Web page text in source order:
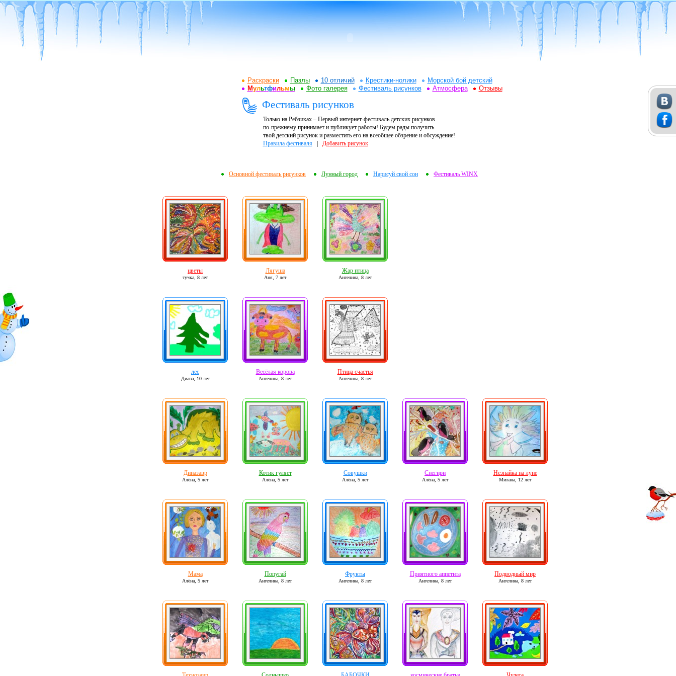
Раскраски Пазлы 10 отличий Крестики-нолики
Морской бой детский
Мультфильмы Фото галерея Фестиваль рисунков Атмосфера Отзывы
Фестиваль рисунков
Только на Ребзиках – Первый интернет-фестиваль детских рисунков
по-прежнему принимает и публикует работы! Будем рады получить
твой детский рисунок и разместить его на всеобщее обзрение и обсуждение!
Правила фестиваля| Добавить рисунок
Основной фестиваль рисунков Лунный город Нарисуй свой сон Фестиваль WINX
цветы
тучка, 8 лет
Лягуша
Аня, 7 лет
Жар птица
Ангелина, 8 лет
лес
Диана, 10 лет
Весёлая корова
Ангелина, 8 лет
Птица счастья
Ангелина, 8 лет
Диназавр
Алёна, 5 лет
Котик гуляет
Алёна, 5 лет
Совушки
Алёна, 5 лет
Снегири
Алёна, 5 лет
Незнайка на луне
Милана, 12 лет
Мама
Алёна, 5 лет
Попугай
Ангелина, 8 лет
Фрукты
Ангелина, 8 лет
Приятного аппетита
Ангелина, 8 лет
Подводный мир
Ангелина, 8 лет